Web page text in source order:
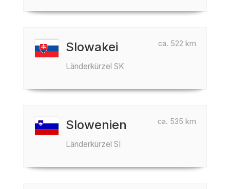
ca. 522 km
Slowakei
Länderkürzel SK
ca. 535 km
Slowenien
Länderkürzel SI